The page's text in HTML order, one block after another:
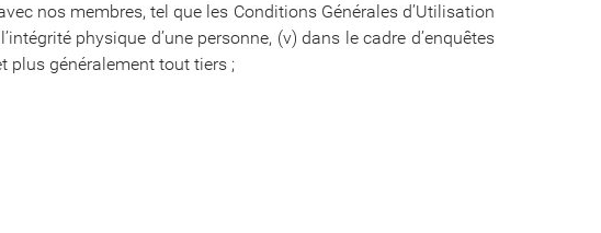
nos membres, tel que les Conditions Générales d’Utilisation
physique d’une personne, (v) dans le cadre d’enquêtes
plus généralement tout tiers ;